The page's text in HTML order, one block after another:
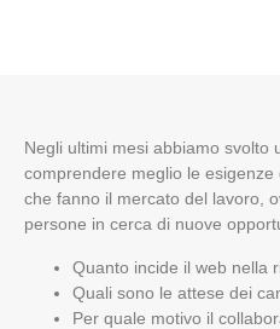
Negli ultimi mesi abbiamo svolto
comprendere meglio le
che fanno il mercato del lavoro,
persone in cerca di nuove
Quanto incide il web nella
Quali sono le attese dei
Per quale motivo il